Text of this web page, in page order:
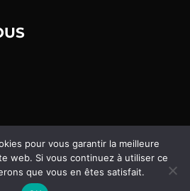
pour vous garantir la meilleure
web. Si vous continuez à utiliser ce
que vous en êtes satisfait.